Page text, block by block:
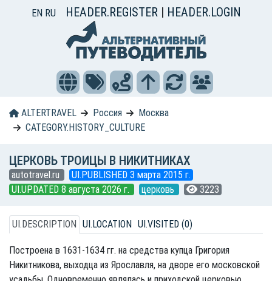
EN RU HEADER.REGISTER | HEADER.LOGIN
ALTERTRAVEL Россия
Москва
CATEGORY.HISTORY_CULTURE
ЦЕРКОВЬ ТРОИЦЫ В НИКИТНИКАХ
autotravel.ru
UI.PUBLISHED 3 марта 2015 г.
UI.UPDATED 8 августа 2026 г.
церковь 3223
UI.DESCRIPTION UI.LOCATION UI.VISITED (0)
Построена в 1631-1634 гг. на средства купца Григория
Никитникова, выходца из Ярославля, на дворе его московской